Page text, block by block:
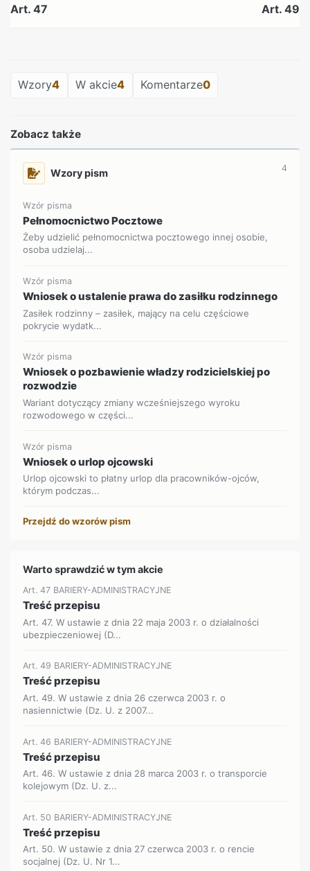
Art. 47 Art. 49
Wzory4 W akcie4 Komentarze0
Zobacz także
Wzory pism 4
Wzór pisma
Pełnomocnictwo Pocztowe
Żeby udzielić pełnomocnictwa pocztowego innej osobie,
osoba udzielaj...
Wzór pisma
Wniosek o ustalenie prawa do zasiłku rodzinnego
Zasiłek rodzinny – zasiłek, mający na celu częściowe
pokrycie wydatk...
Wzór pisma
Wniosek o pozbawienie władzy rodzicielskiej po
rozwodzie
Wariant dotyczący zmiany wcześniejszego wyroku
rozwodowego w części...
Wzór pisma
Wniosek o urlop ojcowski
Urlop ojcowski to płatny urlop dla pracowników-ojców,
którym podczas...
Przejdź do wzorów pism
Warto sprawdzić w tym akcie
Art. 47 BARIERY-ADMINISTRACYJNE
Treść przepisu
Art. 47. W ustawie z dnia 22 maja 2003 r. o działalności
ubezpieczeniowej (D...
Art. 49 BARIERY-ADMINISTRACYJNE
Treść przepisu
Art. 49. W ustawie z dnia 26 czerwca 2003 r. o
nasiennictwie (Dz. U. z 2007...
Art. 46 BARIERY-ADMINISTRACYJNE
Treść przepisu
Art. 46. W ustawie z dnia 28 marca 2003 r. o transporcie
kolejowym (Dz. U. z...
Art. 50 BARIERY-ADMINISTRACYJNE
Treść przepisu
Art. 50. W ustawie z dnia 27 czerwca 2003 r. o rencie
socjalnej (Dz. U. Nr 1...